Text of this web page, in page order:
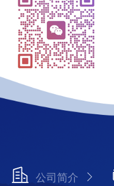
公司简介